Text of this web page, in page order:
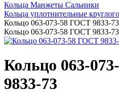
Кольца Манжеты Сальники
Кольца уплотнительные
Кольцо 063-073-58 ГОСТ 9833-73
Кольцо 063-073-58 ГОСТ 9833-
Кольцо 063-
9833-73